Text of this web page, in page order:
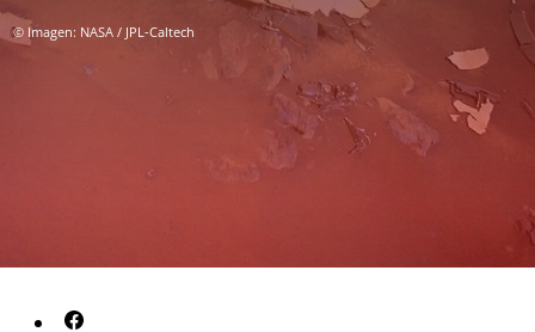
© Imagen: NASA / JPL-Caltech